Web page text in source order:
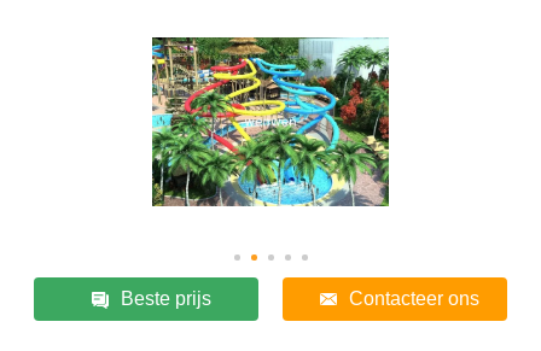
Beste prijs Contacteer ons